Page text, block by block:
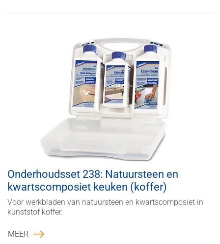
Onderhoudsset 238: Natuursteen en
kwartscomposiet keuken (koffer)
Voor werkbladen van natuursteen en kwartscomposiet in
kunststof koffer.
MEER